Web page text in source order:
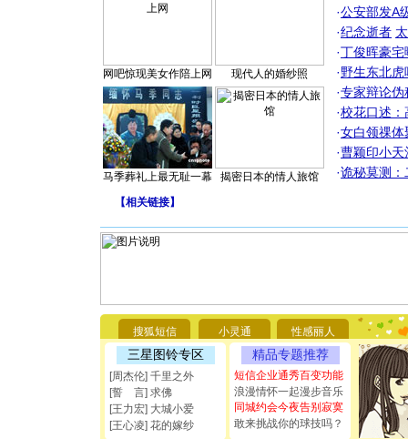
网吧惊现美女作陪上网 现代人的婚纱照
马季葬礼上最无耻一幕 揭密日本的情人旅馆
·公安部发A
·纪念逝者
·丁俊晖豪
·野生东北
·专家辩论伪
·校花口述：
·女白领祼体
·曹颖印小天
·诡秘莫测：
【相关链接】
搜狐短信 小灵通 性感丽人
三星图铃专区
[周杰伦] 千里之外
[誓 言] 求佛
[王力宏] 大城小爱
[王心凌] 花的嫁纱
精品专题推荐
短信企业通秀百变功能
浪漫情怀一起漫步音乐
同城约会今夜告别寂寞
敢来挑战你的球技吗？
[圣诞节]
都要快乐
[圣诞节]
如意,快
[元旦]看
断电。爱
你是我
[元旦]如
起；二是
离。水晶